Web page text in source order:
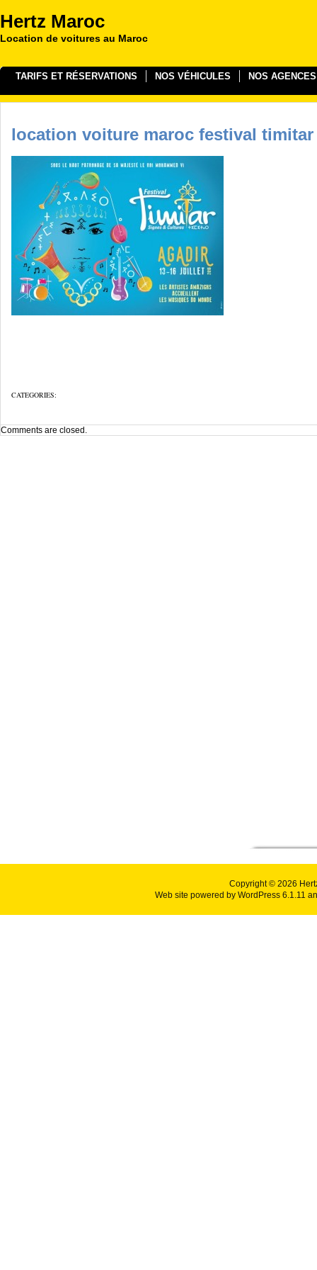
Hertz Maroc
Location de voitures au Maroc
TARIFS ET RÉSERVATIONS NOS VÉHICULES NOS AGENCES
location voiture maroc festival timitar
CATEGORIES:
Comments are closed.
Copyright © 2026
Web site powered by WordPress 6.1.11